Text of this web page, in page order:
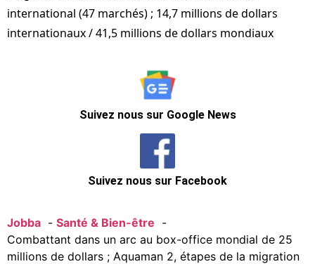
international (47 marchés) ; 14,7 millions de dollars
internationaux / 41,5 millions de dollars mondiaux
Suivez nous sur Google News
Suivez nous sur Facebook
Jobba
Santé & Bien-être
Combattant dans un arc au box-office mondial de 25
millions de dollars ; Aquaman 2, étapes de la migration